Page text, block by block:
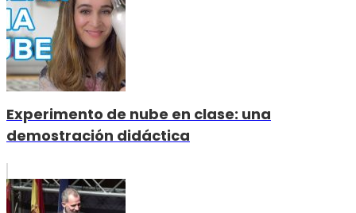
Experimento de nube en clase: una
demostración didáctica